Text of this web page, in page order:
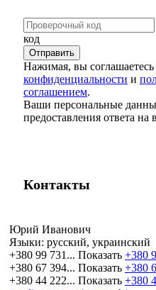
код
Нажимая, вы
конфиденциальности и
соглашением.
Ваши персональные
предоставления ответа на
Контакты
Юрий Иванович
Языки: русский, украинский
+380 99 731... Показать +380
+380 67 394... Показать +380
+380 44 222... Показать +380